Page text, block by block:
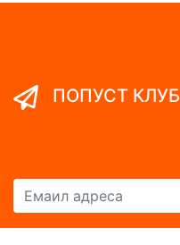
ПОПУСТ КЛУБ
Емаил адреса